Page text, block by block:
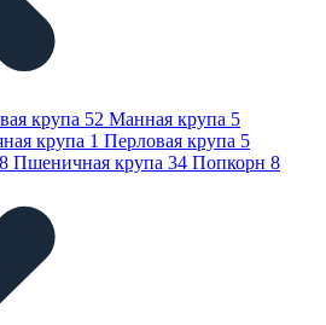
крупа 52 Манная крупа 5
крупа 1 Перловая крупа 5
8 Пшеничная крупа 34 Попкорн 8